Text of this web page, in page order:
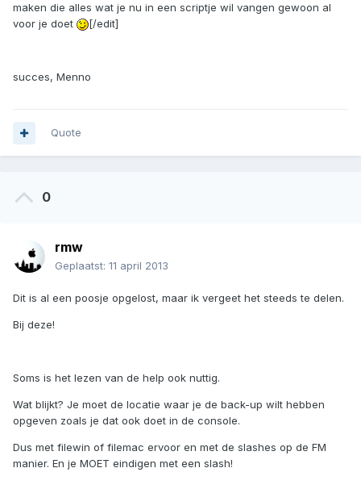
maken die alles wat je nu in een scriptje wil vangen gewoon al
voor je doet
[/edit]
succes, Menno
Quote
0
rmw
Geplaatst: 11 april 2013
Dit is al een poosje opgelost, maar ik vergeet het steeds te delen.
Bij deze!
Soms is het lezen van de help ook nuttig.
Wat blijkt? Je moet de locatie waar je de back-up wilt hebben
opgeven zoals je dat ook doet in de console.
Dus met filewin of filemac ervoor en met de slashes op de FM
manier. En je MOET eindigen met een slash!